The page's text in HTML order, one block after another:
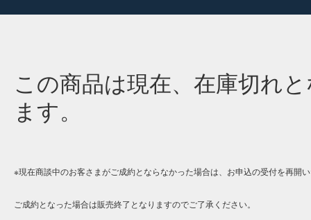
この商品は現在、在庫切れ
ます。
※現在商談中のお客さまがご成約とならなかった場合は、お申込の受付を再開
ご成約となった場合は販売終了となりますのでご了承ください。